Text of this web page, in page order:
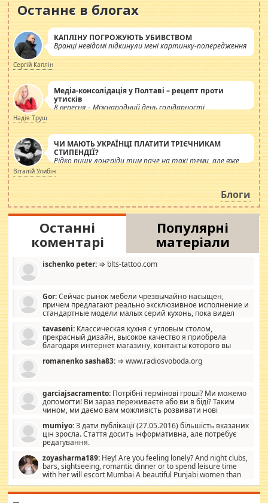
Останнє в блогах
КАПЛІНУ ПОГРОЖУЮТЬ УБИВСТВОМ
Вранці невідомі підкинули мені картинку-попередження
Сергій Каплін
Медіа-консолідація у Полтаві – рецепт проти
утисків
8 вересня – Міжнародний день солідарності
журналістів.
Надія Труш
ЧИ МАЮТЬ УКРАЇНЦІ ПЛАТИТИ ТРІЄЧНИКАМ
СТИПЕНДІЇ?
Рідко пишу лонгріди тим паче на такі теми, але вже
просто дістало! Обурюють сьогоднішні інсенуації
навколо стипендіального питання. Штучно
роздувається ще одна соціальна катастрофа.
Віталій Улибін
Блоги
Останні
коментарі
Популярні
матеріали
ischenko peter: ⇒ blts-tattoo.com
Gor:Сейчас рынок мебели чрезвычайно насыщен,
причем предлагают реально эксклюзивное исполнение и
стандартные модели малых серий кухонь, пока видел
стандартные формы, в MebelOk, креативненько и что главное -
со вкусом все в порядке, без ненужных наворотов удорожающих
мебель, а это не последний фактор.
tavaseni: Классическая кухня с угловым столом,
прекрасный дизайн, высокое качество я приобрела
благодаря интернет магазину, контакты которого вы
romanenko sasha83: ⇒ www.radiosvoboda.org
garciajsacramento: Потрібні термінові гроші? Ми можемо
допомогти! Ви зараз переживаєте або ви в біді? Таким
чином, ми даємо вам можливість розвивати нові
допомагати людям, які намагаються дати їм шанс. Кожен
заслуговує на другий шанс, і, оскільки влада не зможе, вони
повинні приймати від інших. Для нас нема багато суми, і зрілість
витрат, а тільки узгоджених сум і нічого іншого. Не чекайте і не
коментуйте цей пост. Введіть суму, яку ви хочете подати, і ми
зв'яжемося з вами з усіма варіантами. зв'яжіться з нами
сьогодні на garciajsacramento@gmail.com Вам потрібні термінові
гроші? Ми можемо допомогти!
mumiyo:З дати публікації (27.05.2016) більшість вказаних
цін зросла. Стаття досить інформативна, але потребує
редагування.
zoyasharma189: Hey! Are you feeling lonely? And night clubs,
bars, sightseeing, romantic dinner or to spend leisure time
with her will escort Mumbai A beautiful Punjabi women than
sexy escort companion in arms that you guys feel like 5 star luxury
hotel had to spend the night in their search for loved solitaire free